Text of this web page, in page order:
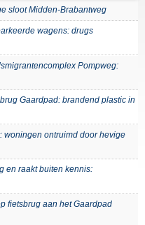
sloot Midden-Brabantweg
wagens: drugs
Pompweg:
Gaardpad: brandend plastic in
woningen ontruimd door hevige
en raakt buiten kennis:
fietsbrug aan het Gaardpad